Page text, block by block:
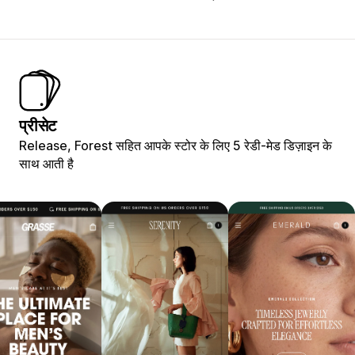
प्रीसेट
Release, Forest सहित आपके स्टोर के लिए 5 रेडी-मेड डिज़ाइन के
साथ आती है